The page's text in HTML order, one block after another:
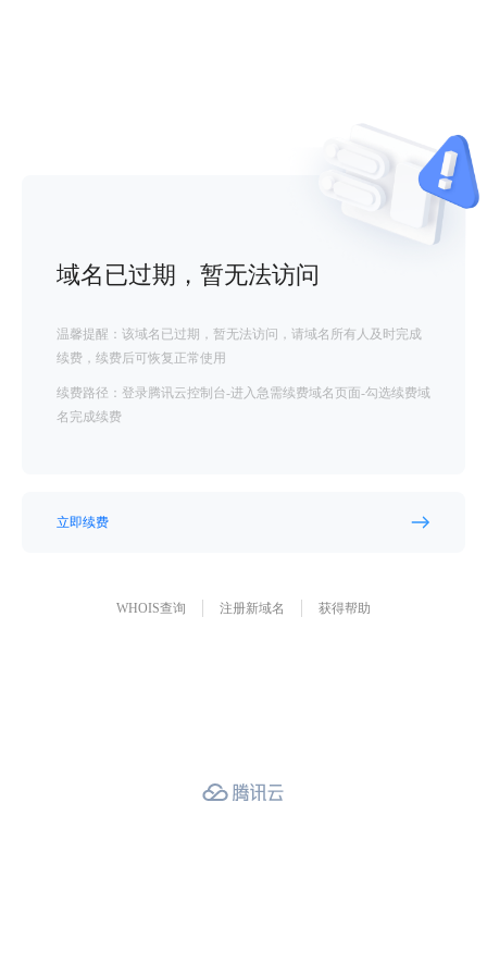
域名已过期，暂无法访问
温馨提醒：该域名已过期，暂无法访问，请域名所有人及时完成
续费，续费后可恢复正常使用
续费路径：登录腾讯云控制台-进入急需续费域名页面-勾选续费域
名完成续费
立即续费
WHOIS查询 注册新域名 获得帮助